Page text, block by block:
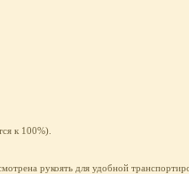
к 100%).
рукоять для удобной